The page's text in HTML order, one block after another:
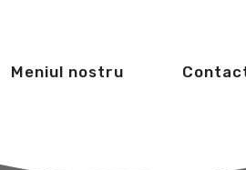
Meniul nostru